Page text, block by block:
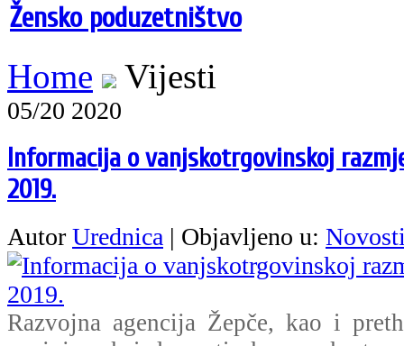
Žensko poduzetništvo
Home Vijesti
05/20 2020
Informacija o vanjskotrgovinskoj
2019.
Autor Urednica | Objavljeno u:
Razvojna agencija Žepče, kao i